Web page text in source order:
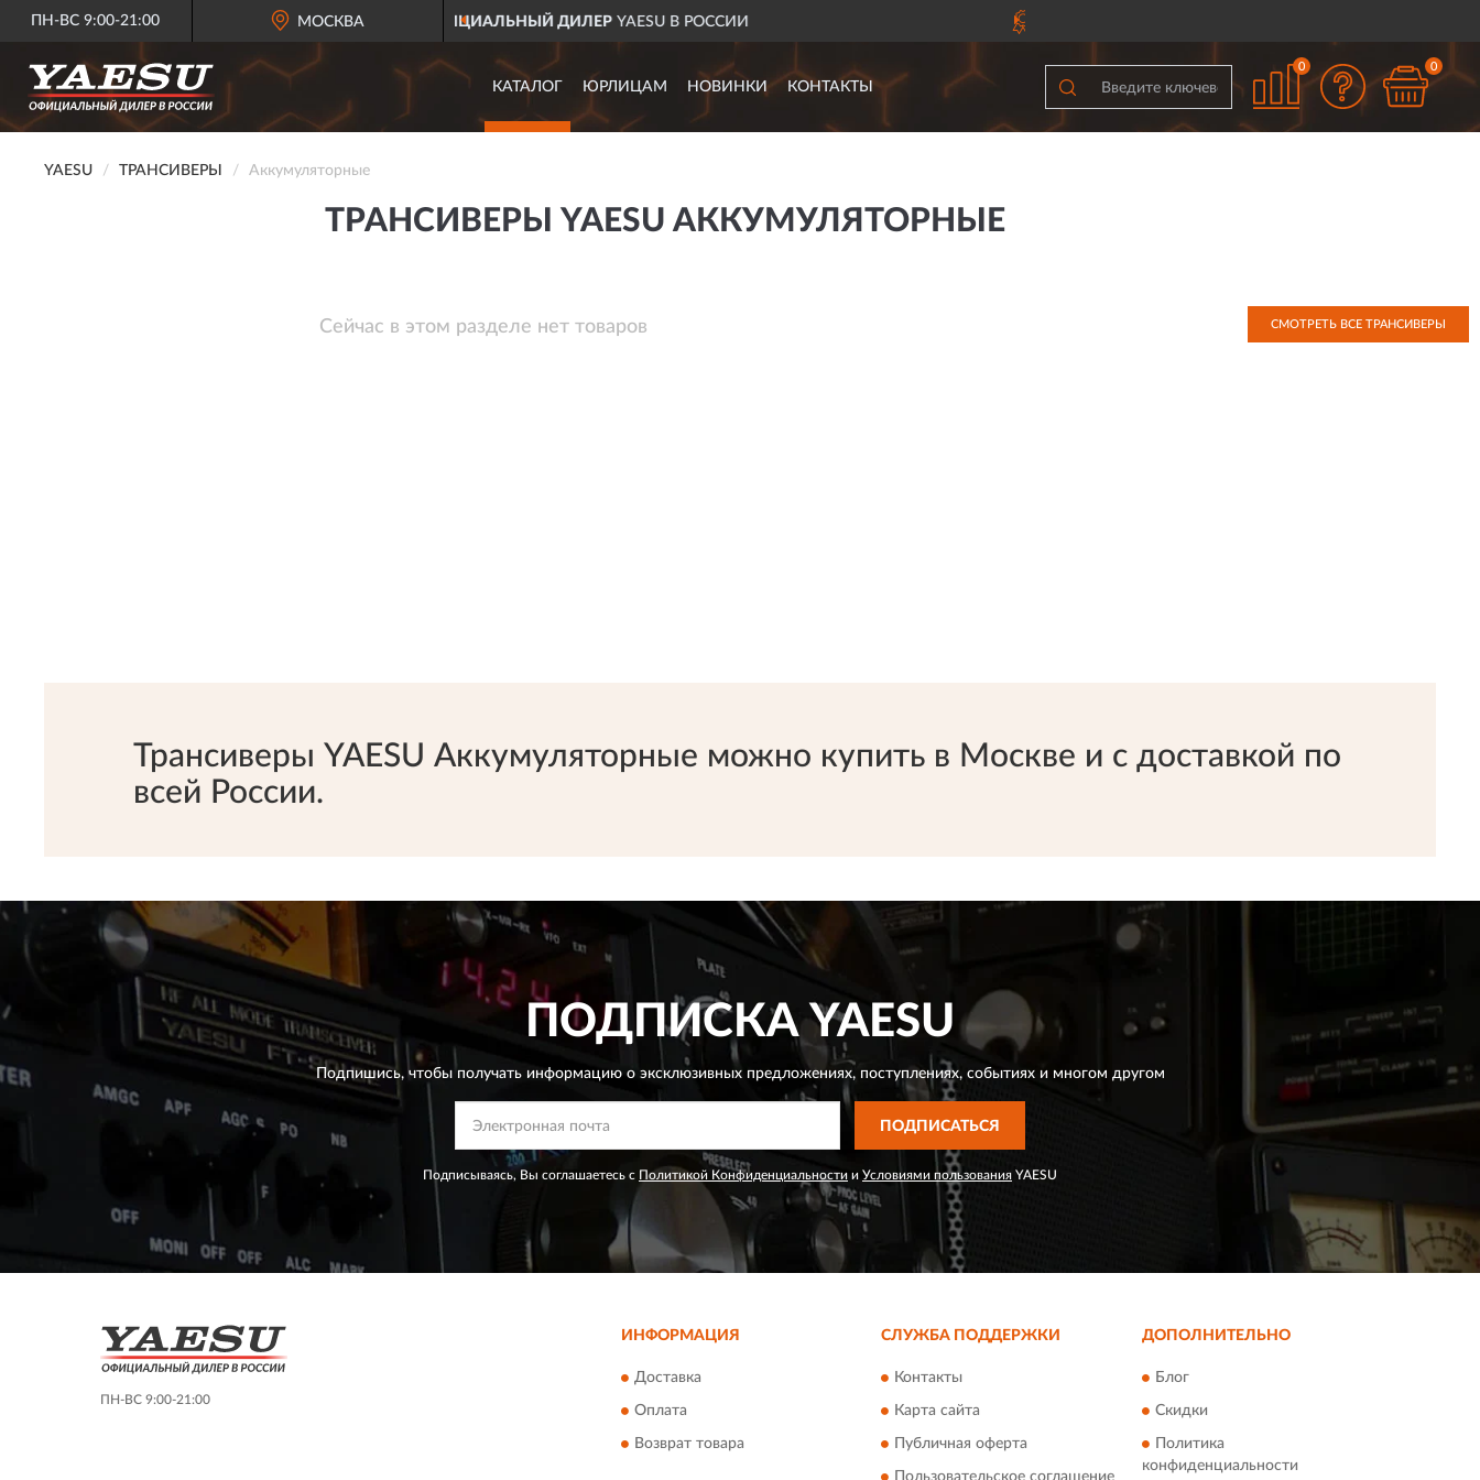
ПН-ВС 9:00-21:00 МОСКВА
ОФИЦИАЛЬНЫЙ ДИЛЕР YAESU В РОССИИ ПО ВСЕЙ РОССИИ
КАТАЛОГ ЮРЛИЦАМ НОВИНКИ КОНТАКТЫ
0 0
YAESU ТРАНСИВЕРЫ Аккумуляторные
ТРАНСИВЕРЫ YAESU АККУМУЛЯТОРНЫЕ
Сейчас в этом разделе нет товаров СМОТРЕТЬ ВСЕ ТРАНСИВЕРЫ
Трансиверы YAESU Аккумуляторные можно купить в Москве и с доставкой по
всей России.
ПОДПИСКАYAESU
Подпишись, чтобы получать информацию о эксклюзивных предложениях,поступлениях, событиях и многом другом
ПОДПИСАТЬСЯ
Подписываясь, Вы соглашаетесь с Политикой Конфиденциальности и Условиями пользования YAESU
ПН-ВС 9:00-21:00
ИНФОРМАЦИЯ
Доставка
Оплата
Возврат товара
СЛУЖБА ПОДДЕРЖКИ
Контакты
Карта сайта
Публичная оферта
ДОПОЛНИТЕЛЬНО
Блог
Скидки
Политика
конфиденциальности